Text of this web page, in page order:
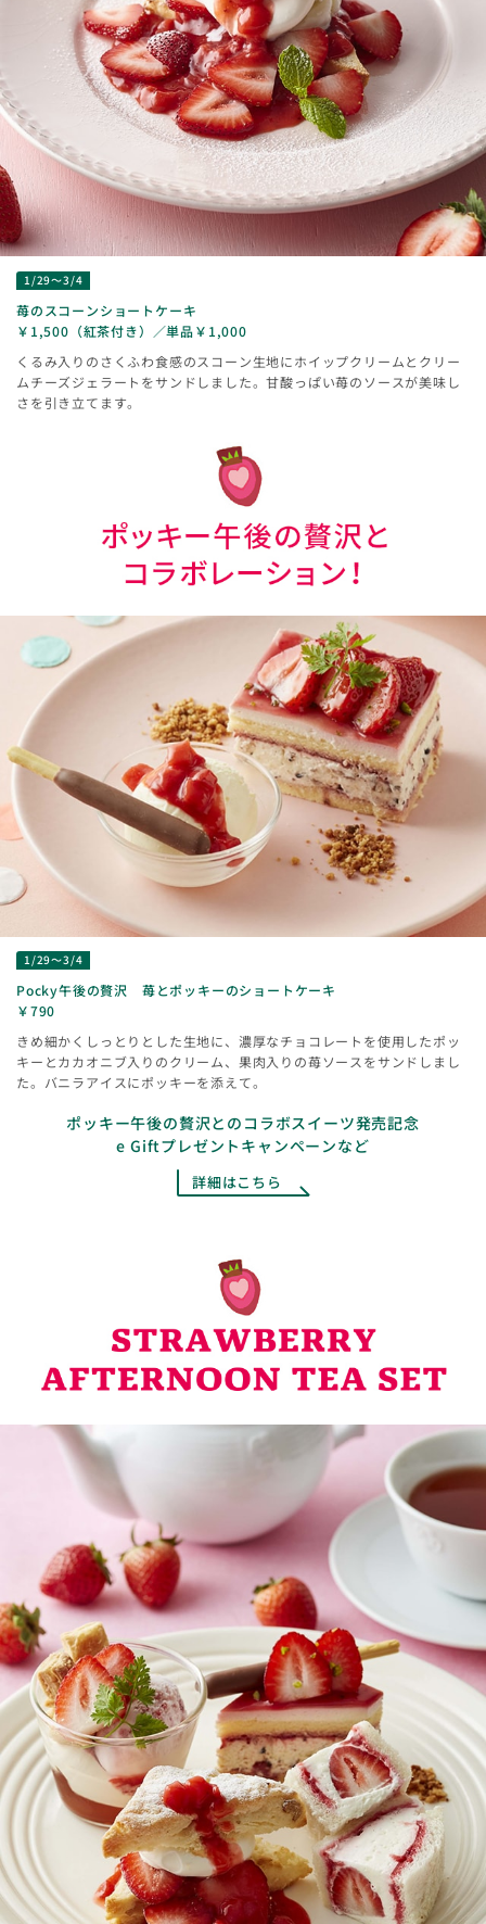
1/29～3/4
苺のスコーンショートケーキ
￥1,500（紅茶付き）／単品￥1,000
くるみ入りのさくふわ食感のスコーン生地にホイップクリームとクリー
ムチーズジェラートをサンドしました。甘酸っぱい苺のソースが美味し
さを引き立てます。
1/29～3/4
Pocky午後の贅沢 苺とポッキーのショートケーキ
￥790
きめ細かくしっとりとした生地に、濃厚なチョコレートを使用したポッ
キーとカカオニブ入りのクリーム、果肉入りの苺ソースをサンドしまし
た。バニラアイスにポッキーを添えて。
ポッキー午後の贅沢とのコラボスイーツ発売記念
e Giftプレゼントキャンペーンなど
詳細はこちら